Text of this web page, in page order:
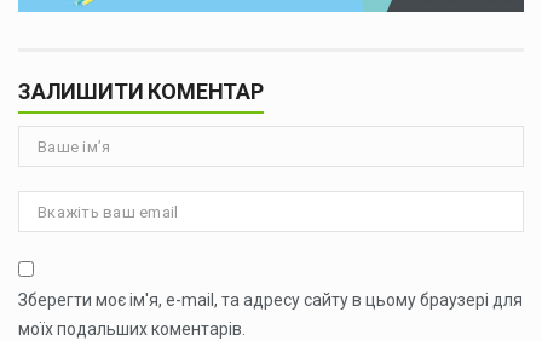
ЗАЛИШИТИ КОМЕНТАР
Зберегти моє ім'я, e-mail, та адресу сайту в цьому браузері для
моїх подальших коментарів.